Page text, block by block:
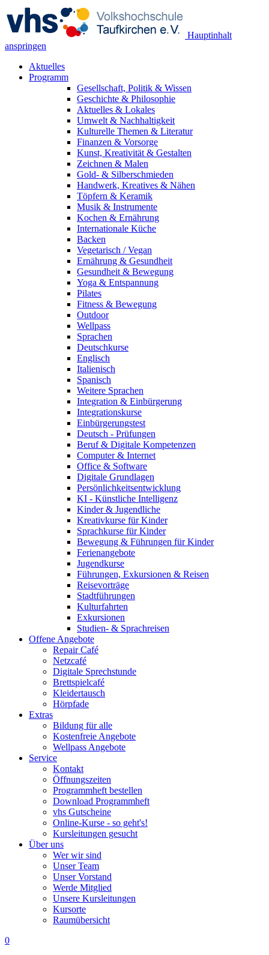
Hauptinhalt
anspringen
Aktuelles
Programm
Gesellschaft, Politik & Wissen
Geschichte & Philosophie
Aktuelles & Lokales
Umwelt & Nachhaltigkeit
Kulturelle Themen & Literatur
Finanzen & Vorsorge
Kunst, Kreativität & Gestalten
Zeichnen & Malen
Gold- & Silberschmieden
Handwerk, Kreatives & Nähen
Töpfern & Keramik
Musik & Instrumente
Kochen & Ernährung
Internationale Küche
Backen
Vegetarisch / Vegan
Ernährung & Gesundheit
Gesundheit & Bewegung
Yoga & Entspannung
Pilates
Fitness & Bewegung
Outdoor
Wellpass
Sprachen
Deutschkurse
Englisch
Italienisch
Spanisch
Weitere Sprachen
Integration & Einbürgerung
Integrationskurse
Einbürgerungstest
Deutsch - Prüfungen
Beruf & Digitale Kompetenzen
Computer & Internet
Office & Software
Digitale Grundlagen
Persönlichkeitsentwicklung
KI - Künstliche Intelligenz
Kinder & Jugendliche
Kreativkurse für Kinder
Sprachkurse für Kinder
Bewegung & Führungen für Kinder
Ferienangebote
Jugendkurse
Führungen, Exkursionen & Reisen
Reisevorträge
Stadtführungen
Kulturfahrten
Exkursionen
Studien- & Sprachreisen
Offene Angebote
Repair Café
Netzcafé
Digitale Sprechstunde
Brettspielcafé
Kleidertausch
Hörpfade
Extras
Bildung für alle
Kostenfreie Angebote
Wellpass Angebote
Service
Kontakt
Öffnungszeiten
Programmheft bestellen
Download Programmheft
vhs Gutscheine
Online-Kurse - so geht's!
Kursleitungen gesucht
Über uns
Wer wir sind
Unser Team
Unser Vorstand
Werde Mitglied
Unsere Kursleitungen
Kursorte
Raumübersicht
0